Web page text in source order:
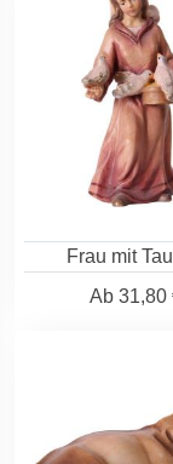
Frau mit
Ab31,80